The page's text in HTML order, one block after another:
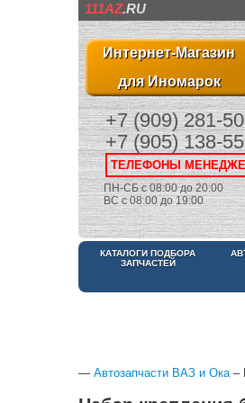
111AZ.RU
Интернет-Магазин
для Иномарок
+7 (909) 281-
+7 (905) 138-
ТЕЛЕФОНЫ
ПН-СБ с 08:00 до 20:00
ВС с 08:00 до 19:00
КАТАЛОГИ ПОДБОРА
ЗАПЧАСТЕЙ
— Автозапчасти ВАЗ и Ока–